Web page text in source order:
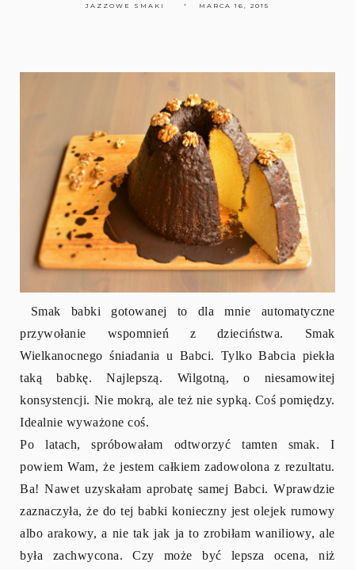
JAZZOWE SMAKI MARCA 16, 2015
Smak babki gotowanej to dla mnie automatyczne
przywołanie wspomnień z dzieciństwa. Smak
Wielkanocnego śniadania u Babci. Tylko Babcia piekła
taką babkę. Najlepszą. Wilgotną, o niesamowitej
konsystencji. Nie mokrą, ale też nie sypką. Coś pomiędzy.
Idealnie wyważone coś.
Po latach, spróbowałam odtworzyć tamten smak. I
powiem Wam, że jestem całkiem zadowolona z rezultatu.
Ba! Nawet uzyskałam aprobatę samej Babci. Wprawdzie
zaznaczyła, że do tej babki konieczny jest olejek rumowy
albo arakowy, a nie tak jak ja to zrobiłam waniliowy, ale
była zachwycona. Czy może być lepsza ocena, niż